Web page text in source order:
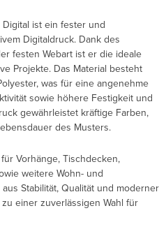
ist ein fester und
Digitaldruck. Dank des
festen Webart ist er die ideale
Projekte. Das Material besteht
was für eine angenehme
sowie höhere Festigkeit und
gewährleistet kräftige Farben,
des Musters.
Vorhänge, Tischdecken,
weitere Wohn- und
Stabilität, Qualität und moderner
einer zuverlässigen Wahl für